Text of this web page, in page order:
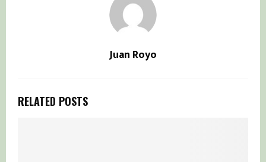
Juan Royo
RELATED POSTS